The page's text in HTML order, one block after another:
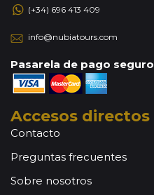
(+34) 696 413 409
info@nubiatours.com
Pasarela de pago seguro
Accesos directos
Contacto
Preguntas frecuentes
Sobre nosotros